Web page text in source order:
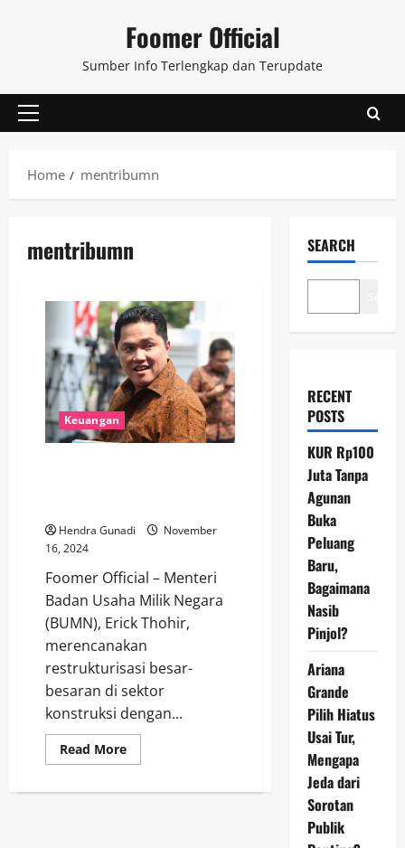
Foomer Official
Sumber Info Terlengkap dan Terupdate
Primary
Home
mentribumn
mentribumn
Keuangan
Hendra Gunadi
November
16, 2024
Foomer Official – Menteri
Badan Usaha Milik Negara
(BUMN), Erick Thohir,
merencanakan
restrukturisasi besar-
besaran di sektor
konstruksi dengan...
Read MoreRead
more
Thohir
SEARCH
RECENT
POSTS
KUR Rp100
Juta Tanpa
Agunan
Buka
Peluang
Baru,
Bagaimana
Nasib
Pinjol?
Ariana
Grande
Pilih Hiatus
Usai Tur,
Mengapa
Jeda dari
Sorotan
Publik